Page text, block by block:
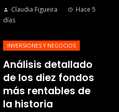
Claudia Figueira
Hace 5
días
INVERSIONES Y NEGOCIOS
Análisis detallado
de los diez fondos
más rentables de
la historia